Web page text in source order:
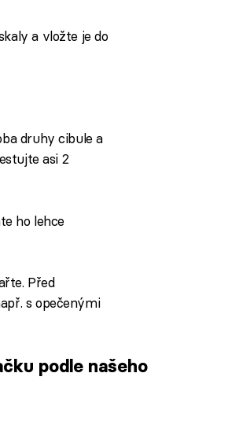
a vložte je do
druhy cibule a
asi 2
ho lehce
Před
s opečenými
podle našeho